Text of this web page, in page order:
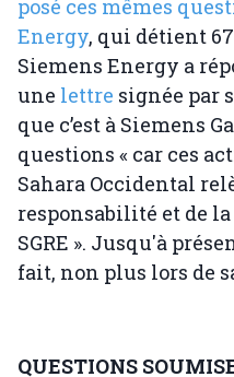
posé ces mêmes
Energy, qui détient
Siemens Energy a
une lettre signée par
que c’est à Siemens
questions « car ces
Sahara Occidental
responsabilité et de
SGRE ». Jusqu'à
fait, non plus lors de
QUESTIONS